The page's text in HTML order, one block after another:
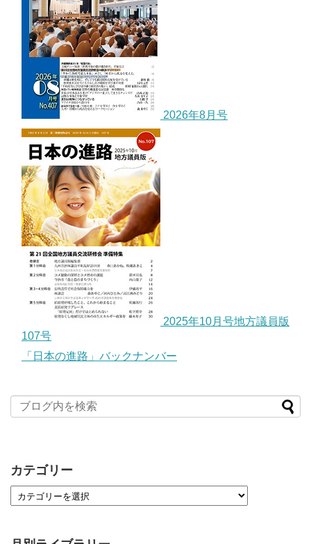
2026年8月号
2025年10月号地方議員版
107号
「日本の進路」バックナンバー
カテゴリー